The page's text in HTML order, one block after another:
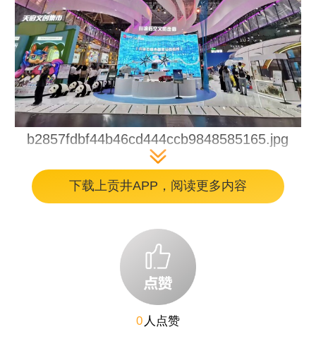
b2857fdbf44b46cd444ccb9848585165.jpg
本届文博会主会场设8大展馆、总展览面积16
万平方米，共吸引6312家海内外展商线上线下
参展，展出文化产品超12万件，首次设立
APEC经济体展区，国际化、专业化水平再创
下载上贡井APP，阅读更多内容
0 人点赞